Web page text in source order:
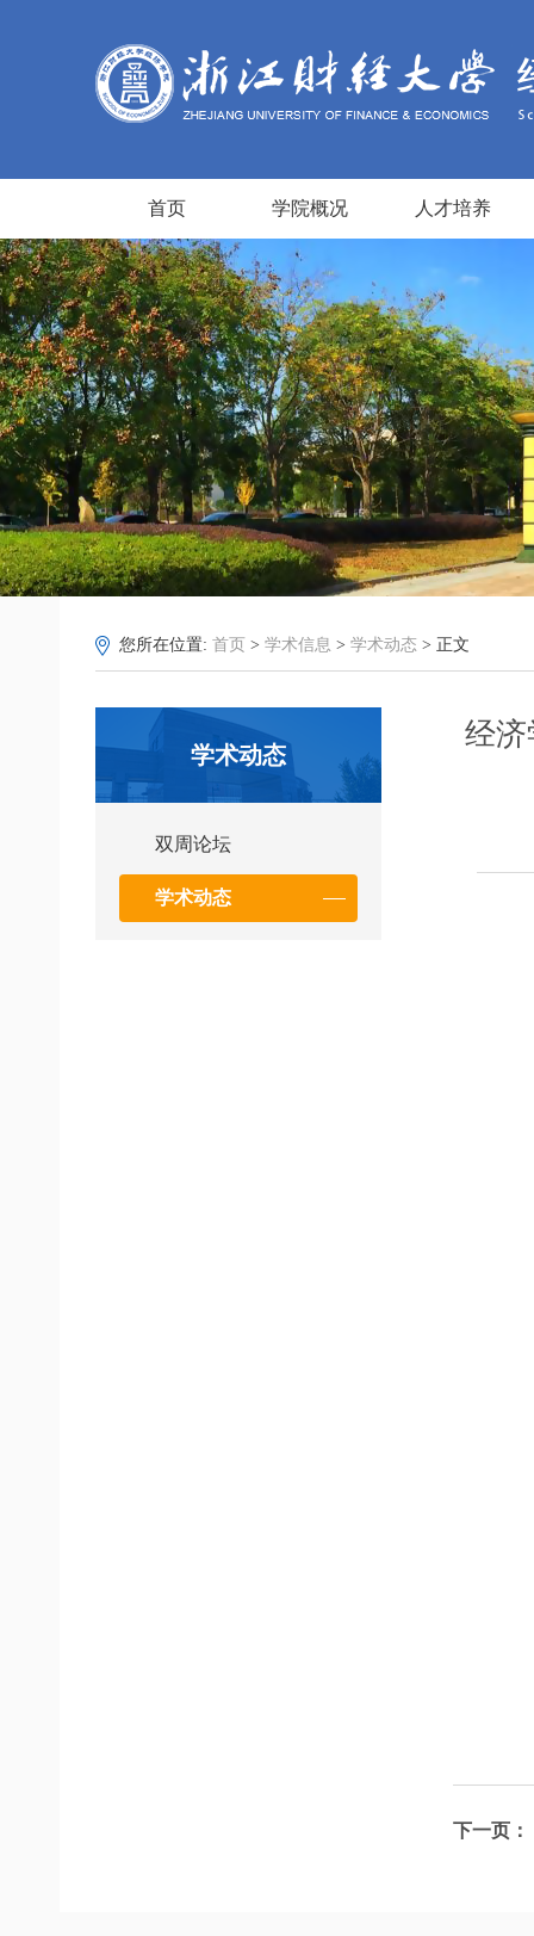
首页 学院概况 人才培养
您所在位置: 首页 > 学术信息 > 学术动态 > 正文
学术动态
双周论坛
学术动态
经
下一页：